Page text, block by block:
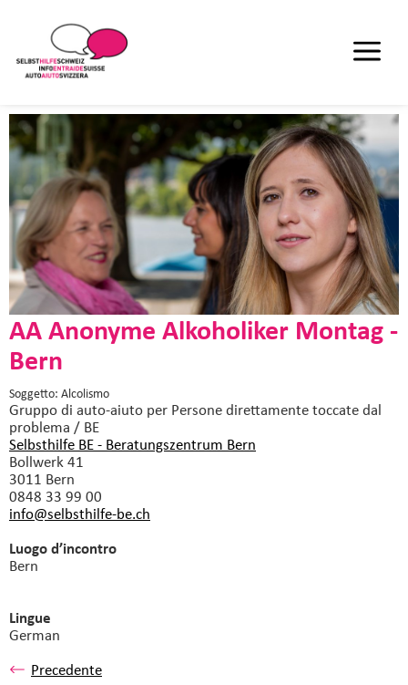
AA Anonyme Alkoholiker Montag -
Bern
Soggetto: Alcolismo
Gruppo di auto-aiuto per Persone direttamente toccate dal
problema / BE
Selbsthilfe BE - Beratungszentrum Bern
Bollwerk 41
3011 Bern
0848 33 99 00
info@selbsthilfe-be.ch
Luogo d’incontro
Bern
Lingue
German
Precedente